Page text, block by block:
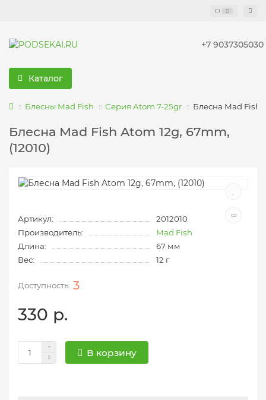
0
+7 9037305030
Каталог
Блесны Mad Fish Серия Atom 7-25gr Блесна Mad Fish
Блесна Mad Fish Atom 12g, 67mm,
(12010)
Артикул:
2012010
Производитель:
Mad Fish
Длина:
67 мм
Вес:
12 г
3
330 р.
В корзину